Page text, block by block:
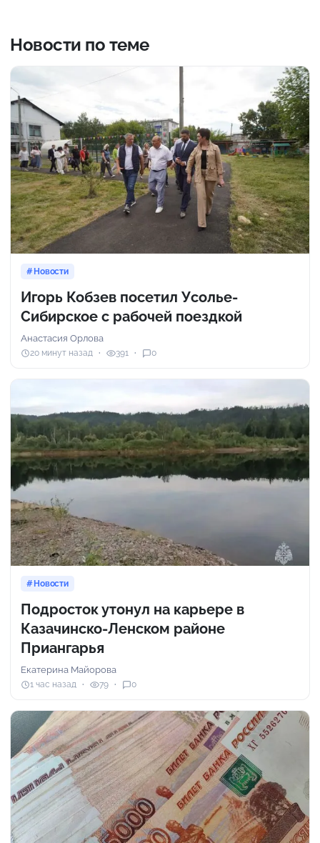
Новости по теме
Новости
Игорь Кобзев посетил Усолье-
Сибирское с рабочей поездкой
Анастасия Орлова
20 минут назад 391 0
Новости
Подросток утонул на карьере в
Казачинско-Ленском районе
Приангарья
Екатерина Майорова
1 час назад 79 0